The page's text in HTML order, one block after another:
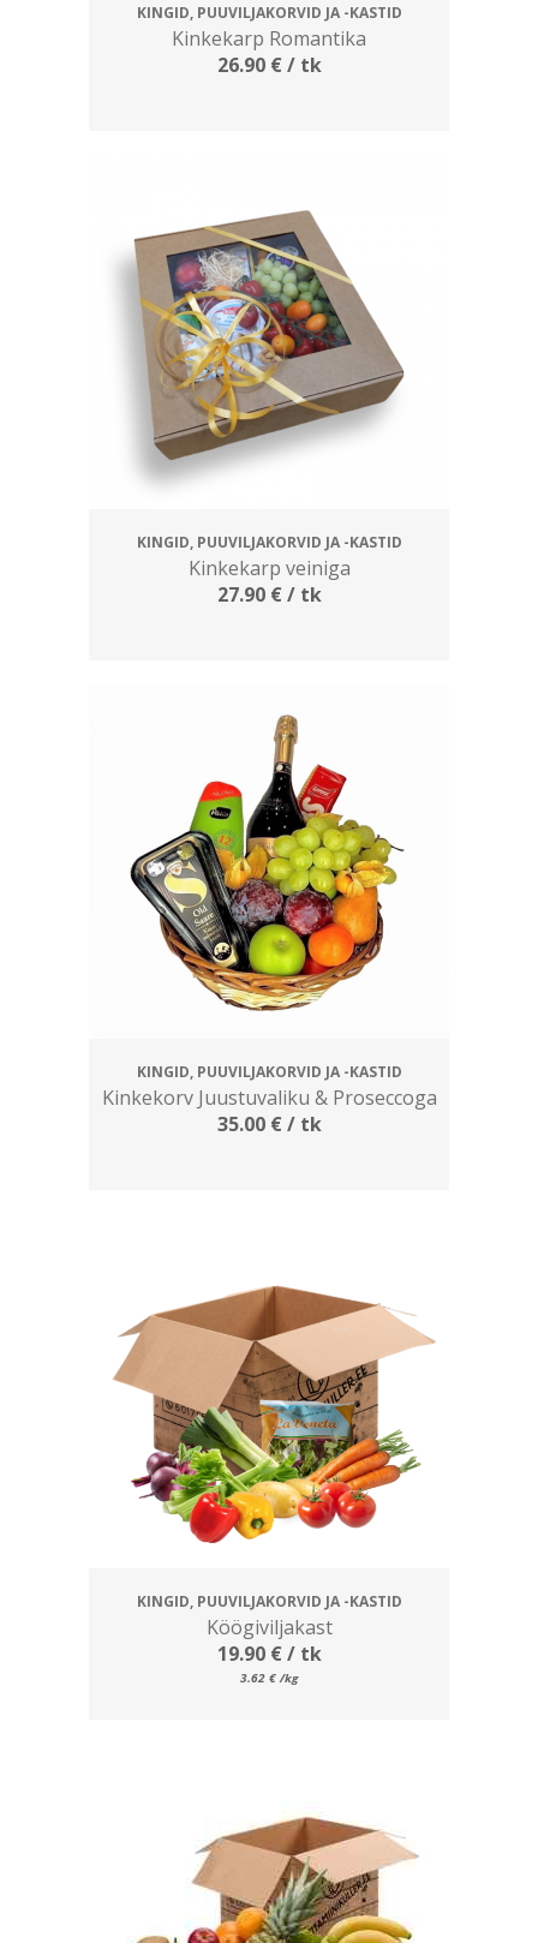
KINGID, PUUVILJAKORVID JA -KASTID
Kinkekarp Romantika
26.90 €/ tk
KINGID, PUUVILJAKORVID JA -KASTID
Kinkekarp veiniga
27.90 €/ tk
KINGID, PUUVILJAKORVID JA -KASTID
Kinkekorv Juustuvaliku & Proseccoga
35.00 €/ tk
KINGID, PUUVILJAKORVID JA -KASTID
Köögiviljakast
19.90 €/ tk
3.62 € /kg